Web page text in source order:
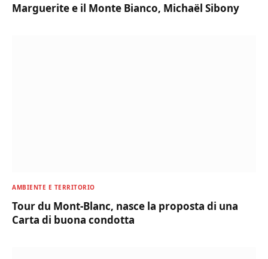
Marguerite e il Monte Bianco, Michaël Sibony
AMBIENTE E TERRITORIO
Tour du Mont-Blanc, nasce la proposta di una
Carta di buona condotta